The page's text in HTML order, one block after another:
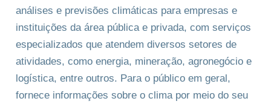
análises e previsões climáticas para empresas e
instituições da área pública e privada, com serviços
especializados que atendem diversos setores de
atividades, como energia, mineração, agronegócio e
logística, entre outros. Para o público em geral,
fornece informações sobre o clima por meio do seu